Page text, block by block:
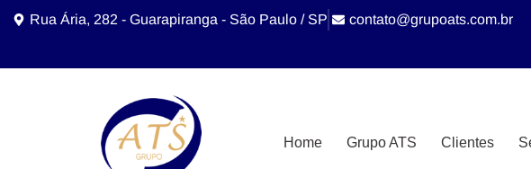
Rua Ária, 282 - Guarapiranga - São Paulo / SP contato@grupoats.com.br
Home Grupo ATS Clientes